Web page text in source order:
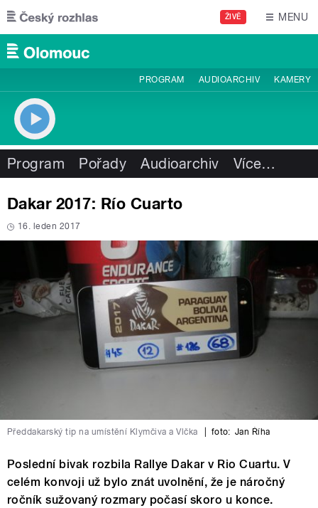
Přejít k hlavnímu obsahu
ŽIVĚ MENU
PROGRAM AUDIOARCHIV KAMERY
Program Pořady Audioarchiv Více…
Dakar 2017: Río Cuarto
16. leden 2017
Předdakarský tip na umístění Klymčiva a Vlčka foto: Jan Říha
Poslední bivak rozbila Rallye Dakar v Rio Cuartu. V
celém konvoji už bylo znát uvolnění, že je náročný
ročník sužovaný rozmary počasí skoro u konce.